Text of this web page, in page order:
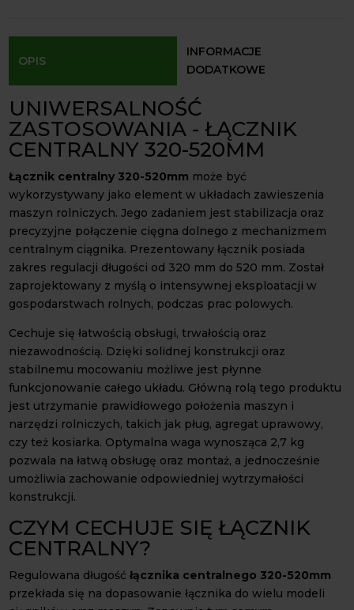
OPIS
INFORMACJE
DODATKOWE
UNIWERSALNOŚĆ
ZASTOSOWANIA - ŁĄCZNIK
CENTRALNY 320-520MM
Łącznik centralny 320-520mm może być
wykorzystywany jako element w układach zawieszenia
maszyn rolniczych. Jego zadaniem jest stabilizacja oraz
precyzyjne połączenie cięgna dolnego z mechanizmem
centralnym ciągnika. Prezentowany łącznik posiada
zakres regulacji długości od 320 mm do 520 mm. Został
zaprojektowany z myślą o intensywnej eksploatacji w
gospodarstwach rolnych, podczas prac polowych.
Cechuje się łatwością obsługi, trwałością oraz
niezawodnością. Dzięki solidnej konstrukcji oraz
stabilnemu mocowaniu możliwe jest płynne
funkcjonowanie całego układu. Główną rolą tego produktu
jest utrzymanie prawidłowego położenia maszyn i
narzędzi rolniczych, takich jak pług, agregat uprawowy,
czy też kosiarka. Optymalna waga wynosząca 2,7 kg
pozwala na łatwą obsługę oraz montaż, a jednocześnie
umożliwia zachowanie odpowiedniej wytrzymałości
konstrukcji.
CZYM CECHUJE SIĘ ŁĄCZNIK
CENTRALNY?
Regulowana długośćłącznika centralnego 320-520mm
przekłada się na dopasowanie łącznika do wielu modeli